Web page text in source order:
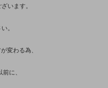
います。
。
変わる為、
に、